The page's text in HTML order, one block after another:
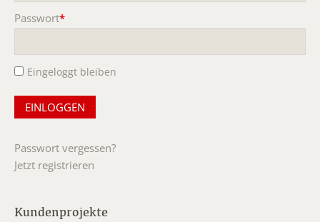
Passwort*
Eingeloggt bleiben
Passwort vergessen?
Jetzt registrieren
Kundenprojekte